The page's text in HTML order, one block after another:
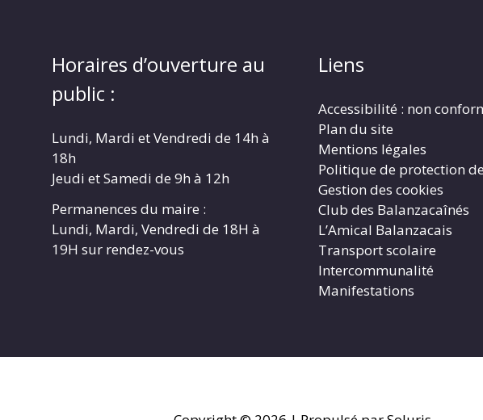
Horaires d’ouverture au
public :
Lundi, Mardi et Vendredi de 14h à
18h
Jeudi et Samedi de 9h à 12h
Permanences du maire :
Lundi, Mardi, Vendredi de 18H à
19H sur rendez-vous
Liens
Accessibilité : non
Plan du site
Mentions légales
Politique de protection
Gestion des cookies
Club des Balanzacaînés
L’Amical Balanzacais
Transport scolaire
Intercommunalité
Manifestations